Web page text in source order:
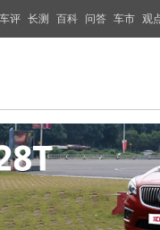
车评 长测 百科 问答 车市 观